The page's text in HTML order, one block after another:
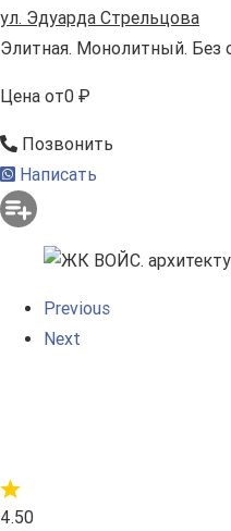
ул. Эдуарда Стрельцова
Элитная. Монолитный. Без
Цена от0 ₽
Позвонить
Написать
Previous
Next
4.50